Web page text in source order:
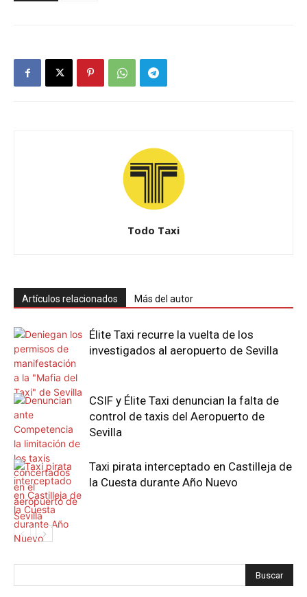
Todo Taxi
Artículos relacionados Más del autor
Élite Taxi recurre la vuelta de los
investigados al aeropuerto de Sevilla
CSIF y Élite Taxi denuncian la falta de
control de taxis del Aeropuerto de
Sevilla
Taxi pirata interceptado en Castilleja de
la Cuesta durante Año Nuevo